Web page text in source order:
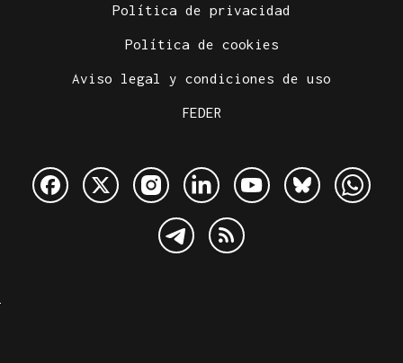
Política de privacidad
Política de cookies
Aviso legal y condiciones de uso
FEDER